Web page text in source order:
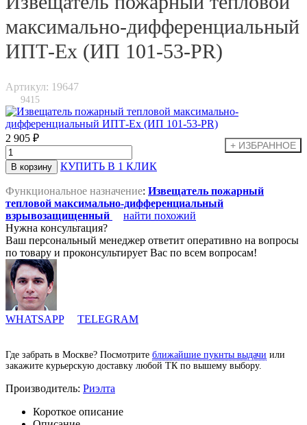
максимально-дифференциальный
ИПТ-Ех (ИП 101-53-PR)
Артикул: 19647
9415
2 905 ₽
КУПИТЬ В 1 КЛИК
Функциональное назначение: Извещатель пожарный
тепловой максимально-дифференциальный
взрывозащищенный
найти похожий
Нужна консультация?
Ваш персональный менеджер ответит оперативно на вопросы
по товару и проконсультирует Вас по всем вопросам!
WHATSAPP TELEGRAM
Где забрать в Москве? Посмотрите ближайшие пукнты выдачи или
закажите курьерскую доставку любой ТК по вышему выбору.
Производитель: Риэлта
Короткое описание